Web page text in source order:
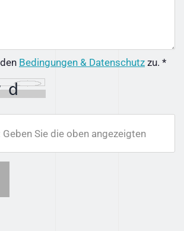
Bedingungen & Datenschutz zu. *
Sie die oben angezeigten